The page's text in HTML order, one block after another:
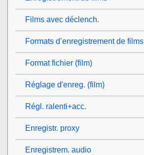
Films avec déclench.
Formats d’enregistrement de films
Format fichier (film)
Réglage d'enreg. (film)
Régl. ralenti+acc.
Enregistr. proxy
Enregistrem. audio